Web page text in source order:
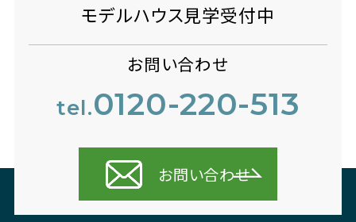
モデルハウス見学受付中
お問い合わせ
tel.0120-220-513
お問い合わせ